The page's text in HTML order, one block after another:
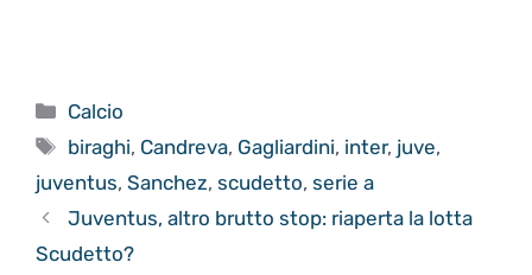
Categorie
Calcio
Tag
biraghi, Candreva, Gagliardini, inter, juve,
juventus, Sanchez, scudetto, serie a
Juventus, altro brutto stop: riaperta la lotta
Scudetto?